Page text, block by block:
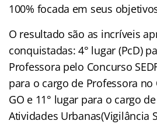
100% focada em seus
O resultado são as incríveis
conquistadas: 4° lugar (PcD)
Professora pelo Concurso
para o cargo de Professora no
GO e 11° lugar para o cargo
Atividades Urbanas(Vigilância